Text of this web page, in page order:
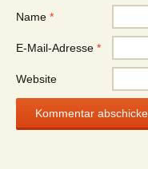
Name *
E-Mail-Adresse *
Website